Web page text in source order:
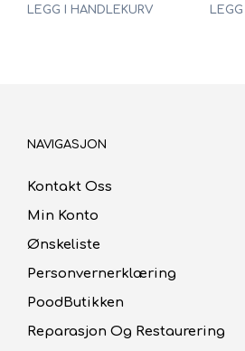
LEGG I HANDLEKURV
NAVIGASJON
Kontakt Oss
Min Konto
Ønskeliste
Personvernerklæring
PoodButikken
Reparasjon Og Restaurering